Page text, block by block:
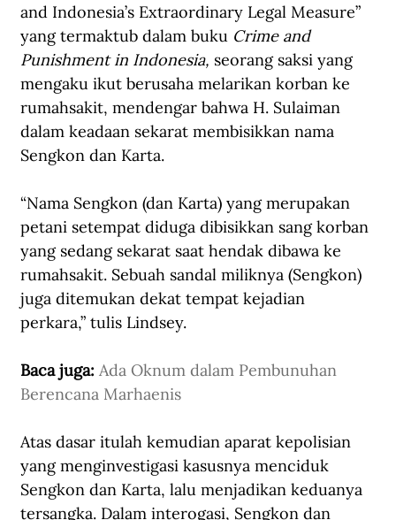
and Indonesia’s Extraordinary Legal Measure”
yang termaktub dalam buku Crime and
Punishment in Indonesia, seorang saksi yang
mengaku ikut berusaha melarikan korban ke
rumahsakit, mendengar bahwa H. Sulaiman
dalam keadaan sekarat membisikkan nama
Sengkon dan Karta.
“Nama Sengkon (dan Karta) yang merupakan
petani setempat diduga dibisikkan sang korban
yang sedang sekarat saat hendak dibawa ke
rumahsakit. Sebuah sandal miliknya (Sengkon)
juga ditemukan dekat tempat kejadian
perkara,” tulis Lindsey.
Baca juga: Ada Oknum dalam Pembunuhan
Berencana Marhaenis
Atas dasar itulah kemudian aparat kepolisian
yang menginvestigasi kasusnya menciduk
Sengkon dan Karta, lalu menjadikan keduanya
tersangka. Dalam interogasi, Sengkon dan